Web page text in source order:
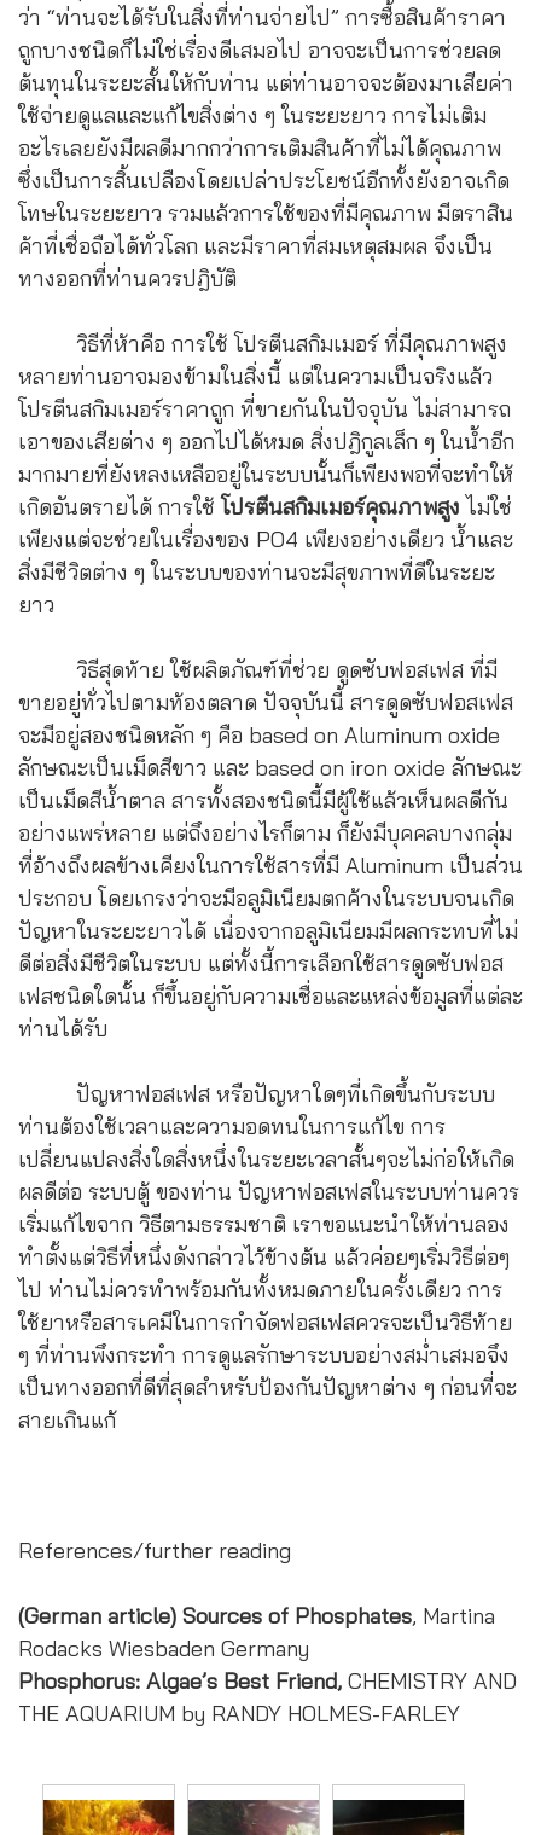
ว่า “ท่านจะได้รับในสิ่งที่ท่านจ่ายไป” การซื้อสินค้าราคา
ถูกบางชนิดก็ไม่ใช่เรื่องดีเสมอไป อาจจะเป็นการช่วยลด
ต้นทุนในระยะสั้นให้กับท่าน แต่ท่านอาจจะต้องมาเสียค่า
ใช้จ่ายดูแลและแก้ไขสิ่งต่าง ๆ ในระยะยาว การไม่เติม
อะไรเลยยังมีผลดีมากกว่าการเติมสินค้าที่ไม่ได้คุณภาพ
ซึ่งเป็นการสิ้นเปลืองโดยเปล่าประโยชน์อีกทั้งยังอาจเกิด
โทษในระยะยาว รวมแล้วการใช้ของที่มีคุณภาพ มีตราสิน
ค้าที่เชื่อถือได้ทั่วโลก และมีราคาที่สมเหตุสมผล จึงเป็น
ทางออกที่ท่านควรปฎิบัติ
วิธีที่ห้าคือ การใช้ โปรตีนสกิมเมอร์ ที่มีคุณภาพสูง
หลายท่านอาจมองข้ามในสิ่งนี้ แต่ในความเป็นจริงแล้ว
โปรตีนสกิมเมอร์ราคาถูก ที่ขายกันในปัจจุบัน ไม่สามารถ
เอาของเสียต่าง ๆ ออกไปได้หมด สิ่งปฎิกูลเล็ก ๆ ในน้ำอีก
มากมายที่ยังหลงเหลืออยู่ในระบบนั้นก็เพียงพอที่จะทำให้
เกิดอันตรายได้ การใช้โปรตีนสกิมเมอร์คุณภาพสูง ไม่ใช่
เพียงแต่จะช่วยในเรื่องของ PO4 เพียงอย่างเดียว น้ำและ
สิ่งมีชีวิตต่าง ๆ ในระบบของท่านจะมีสุขภาพที่ดีในระยะ
ยาว
วิธีสุดท้าย ใช้ผลิตภัณฑ์ที่ช่วย ดูดซับฟอสเฟส ที่มี
ขายอยู่ทั่วไปตามท้องตลาด ปัจจุบันนี้ สารดูดซับฟอสเฟส
จะมีอยู่สองชนิดหลัก ๆ คือ based on Aluminum oxide
ลักษณะเป็นเม็ดสีขาว และ based on iron oxide ลักษณะ
เป็นเม็ดสีน้ำตาล สารทั้งสองชนิดนี้มีผู้ใช้แล้วเห็นผลดีกัน
อย่างแพร่หลาย แต่ถึงอย่างไรก็ตาม ก็ยังมีบุคคลบางกลุ่ม
ที่อ้างถึงผลข้างเคียงในการใช้สารที่มี Aluminum เป็นส่วน
ประกอบ โดยเกรงว่าจะมีอลูมิเนียมตกค้างในระบบจนเกิด
ปัญหาในระยะยาวได้ เนื่องจากอลูมิเนียมมีผลกระทบที่ไม่
ดีต่อสิ่งมีชีวิตในระบบ แต่ทั้งนี้การเลือกใช้สารดูดซับฟอส
เฟสชนิดใดนั้น ก็ขึ้นอยู่กับความเชื่อและแหล่งข้อมูลที่แต่ละ
ท่านได้รับ
ปัญหาฟอสเฟส หรือปัญหาใดๆที่เกิดขึ้นกับระบบ
ท่านต้องใช้เวลาและความอดทนในการแก้ไข การ
เปลี่ยนแปลงสิ่งใดสิ่งหนึ่งในระยะเวลาสั้นๆจะไม่ก่อให้เกิด
ผลดีต่อ ระบบตู้ ของท่าน ปัญหาฟอสเฟสในระบบท่านควร
เริ่มแก้ไขจาก วิธีตามธรรมชาติ เราขอแนะนำให้ท่านลอง
ทำตั้งแต่วิธีที่หนึ่งดังกล่าวไว้ข้างต้น แล้วค่อยๆเริ่มวิธีต่อๆ
ไป ท่านไม่ควรทำพร้อมกันทั้งหมดภายในครั้งเดียว การ
ใช้ยาหรือสารเคมีในการกำจัดฟอสเฟสควรจะเป็นวิธีท้าย
ๆ ที่ท่านพึงกระทำ การดูแลรักษาระบบอย่างสม่ำเสมอจึง
เป็นทางออกที่ดีที่สุดสำหรับป้องกันปัญหาต่าง ๆ ก่อนที่จะ
สายเกินแก้
References/further reading
(German article) Sources of Phosphates, Martina
Rodacks Wiesbaden Germany
Phosphorus: Algae’s Best Friend, CHEMISTRY AND
THE AQUARIUM by RANDY HOLMES-FARLEY